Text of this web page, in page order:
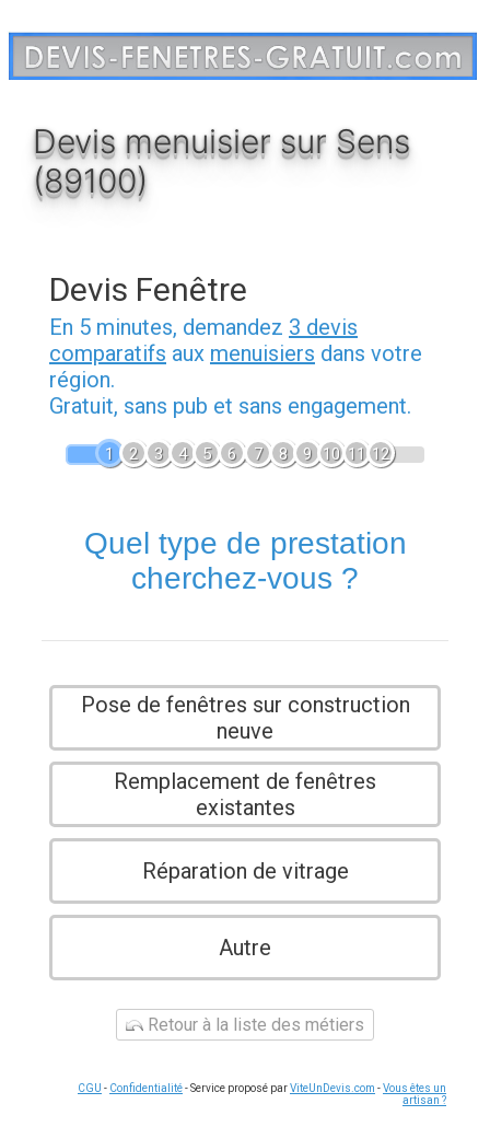
au
contenu
Devis menuisier sur Sens
(89100)
Devis Fenêtre
En 5 minutes, demandez 3 devis
comparatifs aux menuisiers dans votre
région.
Gratuit, sans pub et sans engagement.
1 2 3 4 5 6 7 8 9 10 11 12
Quel type de prestation
cherchez-vous ?
Pose de fenêtres sur construction
neuve
Remplacement de fenêtres
existantes
Réparation de vitrage
Autre
Retour à la liste des métiers
CGU - Confidentialité- Service proposé parViteUnDevis.com -Vous êtes un
artisan ?